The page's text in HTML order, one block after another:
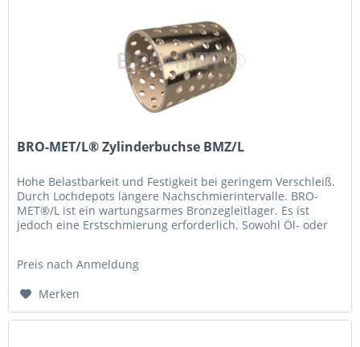
BRO-MET/L® Zylinderbuchse BMZ/L
Hohe Belastbarkeit und Festigkeit bei geringem Verschleiß.
Durch Lochdepots längere Nachschmierintervalle. BRO-
MET®/L ist ein wartungsarmes Bronzegleitlager. Es ist
jedoch eine Erstschmierung erforderlich. Sowohl Öl- oder
Preis nach Anmeldung
Merken